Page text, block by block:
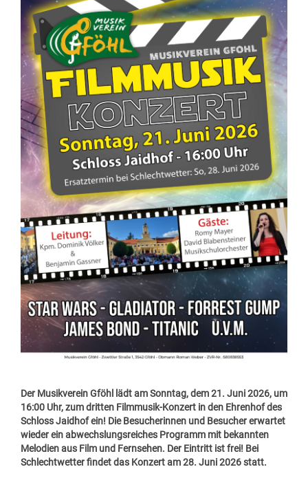
Der Musikverein Gföhl lädt amSonntag, dem 21. Juni 2026, um
16:00 Uhr, zum dritten Filmmusik-Konzert in den Ehrenhof des
Schloss Jaidhof ein! Die Besucherinnen und Besucher erwartet
wieder ein abwechslungsreiches Programm mit bekannten
Melodien aus Film und Fernsehen. Der Eintritt ist frei! Bei
Schlechtwetter findet das Konzert am 28. Juni 2026 statt.